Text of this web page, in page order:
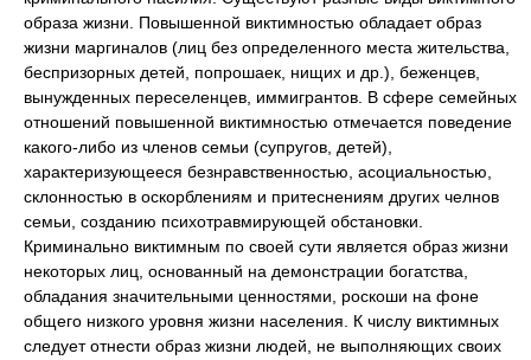
образа жизни. Повышенной виктимностью обладает образ
жизни маргиналов (лиц без определенного места жительства,
беспризорных детей, попрошаек, нищих и др.), беженцев,
вынужденных переселенцев, иммигрантов. В сфере семейных
отношений повышенной виктимностью отмечается поведение
какого-либо из членов семьи (супругов, детей),
характеризующееся безнравственностью, асоциальностью,
склонностью в оскорблениям и притеснениям других челнов
семьи, созданию психотравмирующей обстановки.
Криминально виктимным по своей сути является образ жизни
некоторых лиц, основанный на демонстрации богатства,
обладания значительными ценностями, роскоши на фоне
общего низкого уровня жизни населения. К числу виктимных
следует отнести образ жизни людей, не выполняющих своих